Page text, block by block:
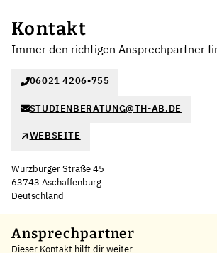
Kontakt
Immer den richtigen Ansprechpartner
06021 4206-755
STUDIENBERATUNG@TH-AB.DE
WEBSEITE
Würzburger Straße 45
63743 Aschaffenburg
Deutschland
+
Ansprechpartner
Dieser Kontakt hilft dir weiter